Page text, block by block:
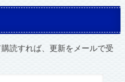
読すれば、更新をメールで受